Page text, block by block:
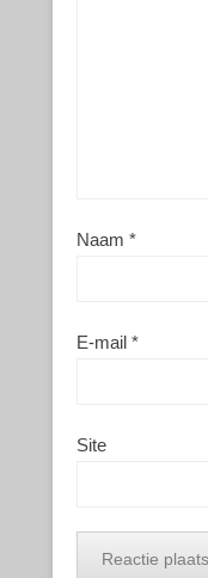
Naam *
E-mail *
Site